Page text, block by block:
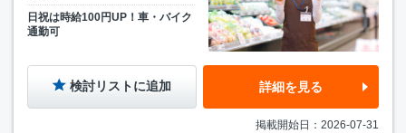
日祝は時給100円UP！車・バイク
通勤可
検討リストに追加 詳細を見る
掲載開始日：2026-07-31